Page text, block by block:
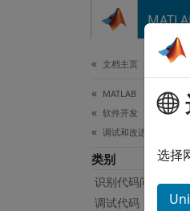
文档主页
MATLAB
软件开发
调试和改进代码
类别
识别代码问题
调试代码
选择